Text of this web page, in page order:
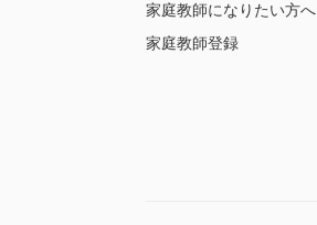
家庭教師になりたい方へ
家庭教師登録